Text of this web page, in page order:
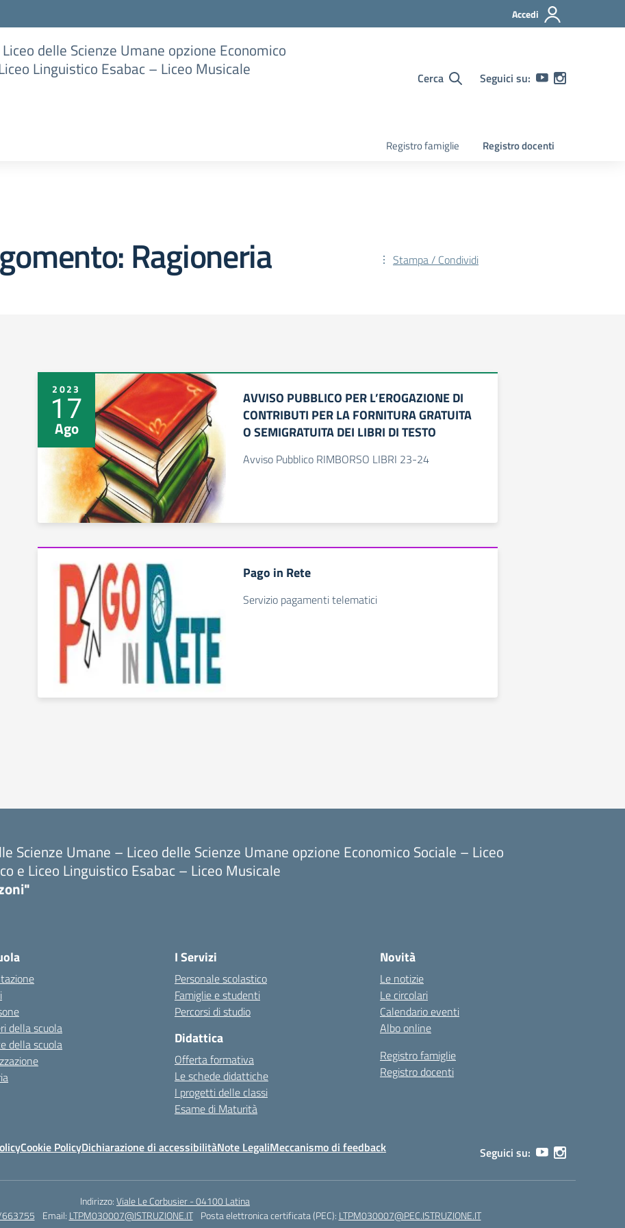
Accedi
delle Scienze Umane opzione Economico
Linguistico Esabac – Liceo Musicale
Cerca Seguici su:
Registro famiglie Registro docenti
Ragioneria Stampa / Condividi
2023
17
Ago
AVVISO PUBBLICO PER L’EROGAZIONE DI
CONTRIBUTI PER LA FORNITURA GRATUITA
O SEMIGRATUITA DEI LIBRI DI TESTO
Avviso Pubblico RIMBORSO LIBRI 23-24
Pago in Rete
Servizio pagamenti telematici
Scienze Umane – Liceo delle Scienze Umane opzione Economico Sociale – Liceo
e Liceo Linguistico Esabac – Liceo Musicale
della scuola
della scuola
I Servizi
Personale scolastico
Famiglie e studenti
Percorsi di studio
Didattica
Offerta formativa
Le schede didattiche
I progetti delle classi
Esame di Maturità
Novità
Le notizie
Le circolari
Calendario eventi
Albo online
Registro famiglie
Registro docenti
Cookie PolicyDichiarazione di accessibilitàNote LegaliMeccanismo di feedback Seguici su:
Indirizzo:Viale Le Corbusier - 04100 Latina
Email: LTPM030007@ISTRUZIONE.IT Posta elettronica certificata (PEC): LTPM030007@PEC.ISTRUZIONE.IT